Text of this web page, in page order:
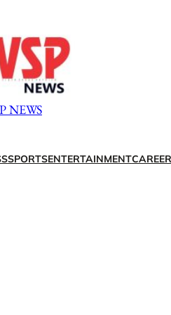
NEWS
SPORTSENTERTAINMENT